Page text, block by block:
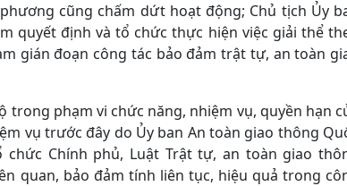
cũng chấm dứt hoạt động; Chủ tịch Ủy
quyết định và tổ chức thực hiện việc giải thể
gián đoạn công tác bảo đảm trật tự, an toàn
trong phạm vi chức năng, nhiệm vụ, quyền hạn
vụ trước đây do Ủy ban An toàn giao thông
Chính phủ, Luật Trật tự, an toàn giao
quan, bảo đảm tính liên tục, hiệu quả trong